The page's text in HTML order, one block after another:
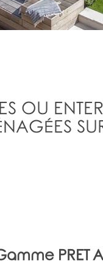
OU
PRET